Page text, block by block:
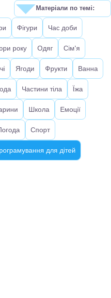
Фігури Час доби
року Одяг Сім'я
Ягоди Фрукти Ванна
Частини тіла Їжа
Школа Емоції
Спорт
для дітей
Матеріали по темі: